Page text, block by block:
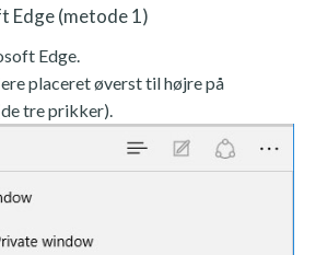
Edge (metode 1)
Edge.
placeret øverst til højre på
tre prikker).